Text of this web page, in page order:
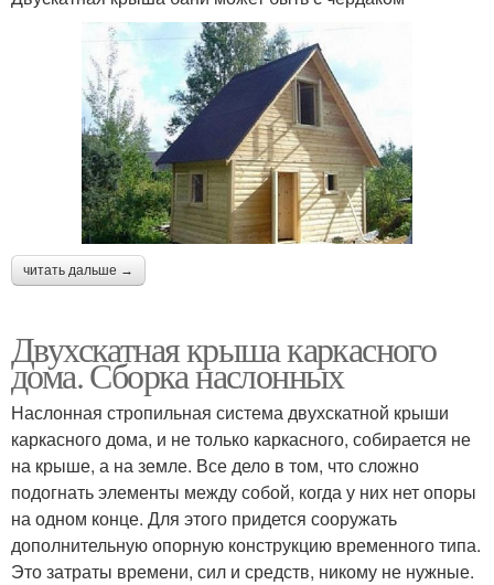
читать дальше →
Двухскатная крыша каркасного
дома. Сборка наслонных
Наслонная стропильная система двухскатной крыши
каркасного дома, и не только каркасного, собирается не
на крыше, а на земле. Все дело в том, что сложно
подогнать элементы между собой, когда у них нет опоры
на одном конце. Для этого придется сооружать
дополнительную опорную конструкцию временного типа.
Это затраты времени, сил и средств, никому не нужные.